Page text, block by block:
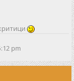
pm